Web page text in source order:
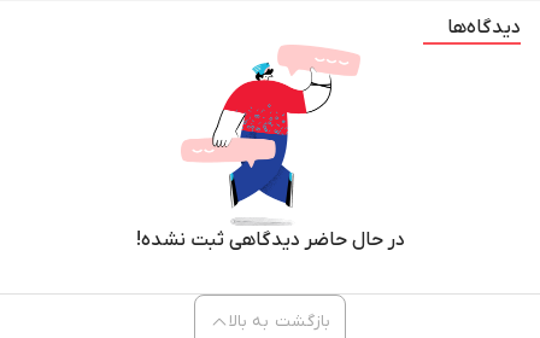
دیدگاه‌ها
در حال حاضر دیدگاهی ثبت نشده!
بازگشت به بالا